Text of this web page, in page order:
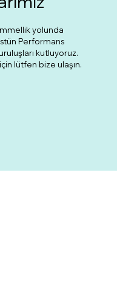
yolunda
Performans
kutluyoruz.
lütfen bize ulaşın.